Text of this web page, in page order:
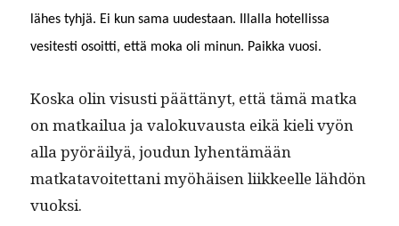
läh­es tyhjä. Ei kun sama uud­estaan. Illal­la hotel­lis­sa
vesitesti osoit­ti, että moka oli min­un. Paik­ka vuosi.
Kos­ka olin vis­usti päät­tänyt, että tämä mat­ka
on matkailua ja val­oku­vaus­ta eikä kieli vyön
alla pyöräi­lyä, joudun lyhen­tämään
matkatavoitet­tani myöhäisen liik­keelle lähdön
vuoksi.